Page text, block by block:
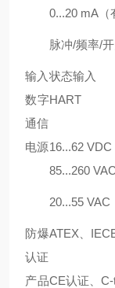
0...20 mA（
脉冲/频率/
输入 状态输入
数字
通信
HART
电源16...62 VDC
85...260
20...55 VAC
防爆
认证
ATEX、
产品CE认证、